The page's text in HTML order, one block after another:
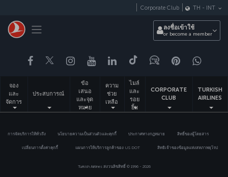
Toggle navigation
Corporate Club TH - INT
ลงชื่อเข้าใช้
or become a member
Facebook
TwitterInstagram
YouTubeLinkedIn
Tiktokบล็อกพินเทอเรส
จอง
และ
จัดการ
ประสบการณ์
ข้อ
เสนอ
และจุด
หมาย
ความ
ช่วย
เหลือ
ไมล์
และ
รอย
ยิ้ม
CORPORATE
CLUB
TURKISH
AIRLINES
การจัดบริการให้ทั่วถึง นโยบายความเป็นส่วนตัวและคุกกี้ ประกาศทางกฎหมาย สิทธิ์ของผู้โดยสาร
เปลี่ยนการตั้งค่าคุกกี้ แผนการให้บริการลูกค้าของ US DOT สิทธิเจ้าของข้อมูลแห่งสหภาพยุโรป
Turkish Airlines สงวนลิขสิทธิ์ © 1996 - 2026